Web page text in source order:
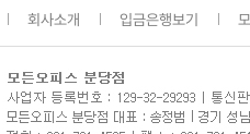
회사소개 입금은행보기